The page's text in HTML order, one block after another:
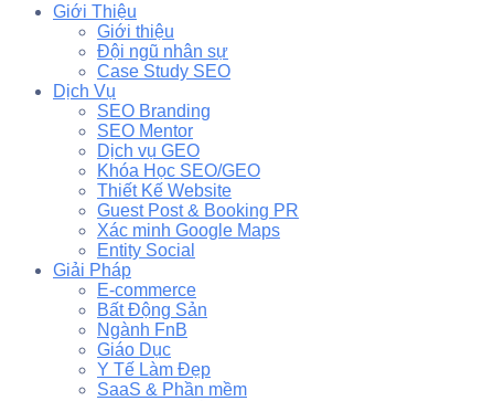
Giới Thiệu
Giới thiệu
Đội ngũ nhân sự
Case Study SEO
Dịch Vụ
SEO Branding
SEO Mentor
Dịch vụ GEO
Khóa Học SEO/GEO
Thiết Kế Website
Guest Post & Booking PR
Xác minh Google Maps
Entity Social
Giải Pháp
E-commerce
Bất Động Sản
Ngành FnB
Giáo Dục
Y Tế Làm Đẹp
SaaS & Phần mềm